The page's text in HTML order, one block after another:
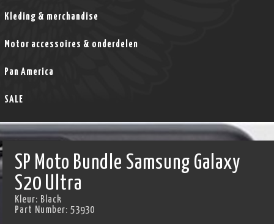
Kleding & merchandise
Motor accessoires & onderdelen
Pan America
SALE
SP Moto Bundle Samsung Galaxy
S20 Ultra
Kleur: Black
Part Number:53930